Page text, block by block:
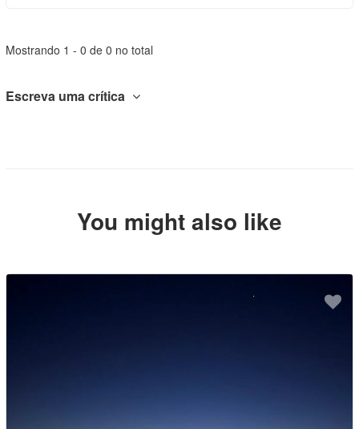
Mostrando 1 - 0 de 0 no total
Escreva uma crítica
You might also like